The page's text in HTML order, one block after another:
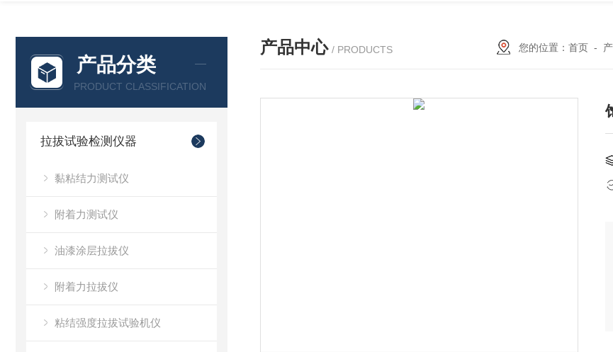
产品分类
PRODUCT CLASSIFICATION
拉拔试验检测仪器
黏粘结力测试仪
附着力测试仪
油漆涂层拉拔仪
附着力拉拔仪
粘结强度拉拔试验机仪
产品中心 / PRODUCTS 您的位置： 首页-